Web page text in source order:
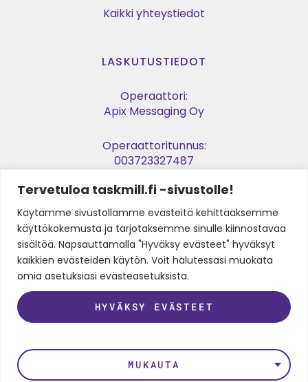
Tervetuloa taskmill.fi -sivustolle!
Käytämme sivustollamme evästeitä kehittääksemme
käyttökokemusta ja tarjotaksemme sinulle kiinnostavaa
sisältöä. Napsauttamalla "Hyväksy evästeet" hyväksyt
kaikkien evästeiden käytön. Voit halutessasi muokata
omia asetuksiasi evästeasetuksista.
MUKAUTA
HYVÄKSY EVÄSTEET
Kaikki yhteystiedot
LASKUTUSTIEDOT
Operaattori:
Apix Messaging Oy
Operaattoritunnus:
003723327487
Verkkolaskuosoite:
003729053974
Y-tunnus:
2905397-4
SEURAA MEITÄ
LinkedInInstagramFacebookTwitterYoutube